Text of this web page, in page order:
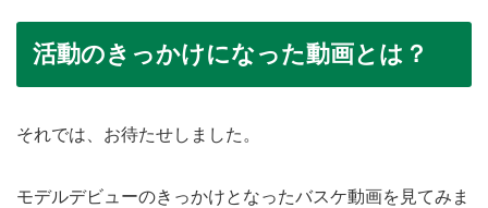
活動のきっかけになった動画とは？
それでは、お待たせしました。
モデルデビューのきっかけとなったバスケ動画を見てみま